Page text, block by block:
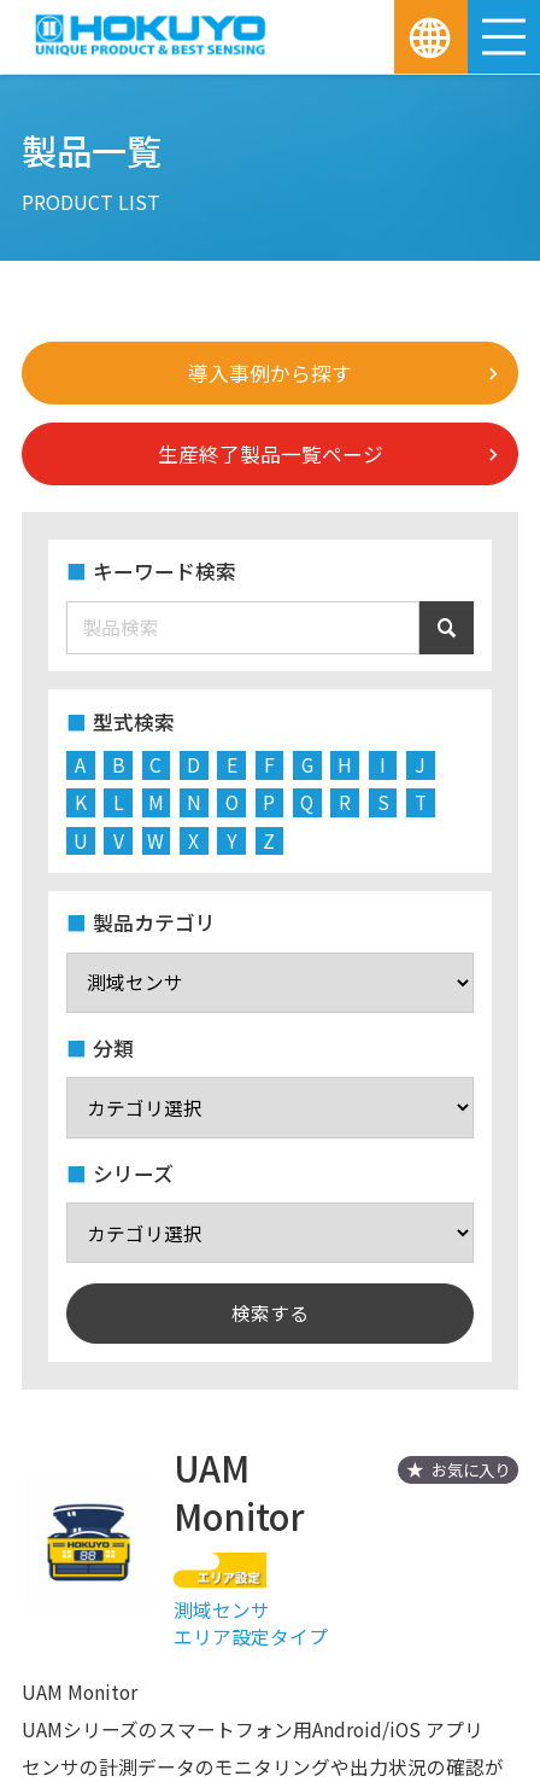
製品一覧
PRODUCT LIST
導入事例から探す
生産終了製品一覧ページ
キーワード検索
型式検索
A B C D E F G H I
J
K
L M N O P Q R S
T
U
V W X Y Z
製品カテゴリ
分類
シリーズ
お気に入り
UAM
Monitor
測域センサ
エリア設定タイプ
UAM Monitor
UAMシリーズのスマートフォン用Android/iOS アプリ
センサの計測データのモニタリングや出力状況の確認が